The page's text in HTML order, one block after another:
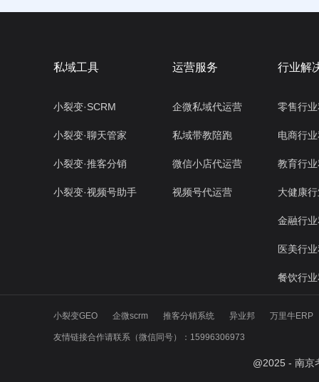
私域工具
小裂变·SCRM
小裂变·聊天管家
小裂变·推客分销
小裂变·视频号助手
运营服务
企微私域代运营
私域带教陪跑
微信小店代运营
视频号代运营
行业解
零售行
电商行
教育行
大健康
金融行
医美行
餐饮行
小裂变GEO 企微scrm 推客分销系统 异业邦 万里牛ERP
友情链接合作请联系（微信同号）：15996306973
@2025 - 南京